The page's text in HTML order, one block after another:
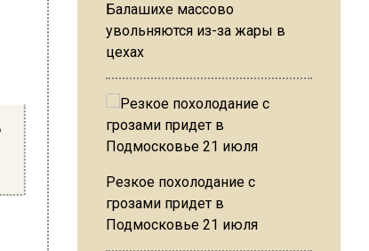
Балашихе массово
увольняются из-за жары в
цехах
Резкое похолодание с
грозами придет в
Подмосковье 21 июля